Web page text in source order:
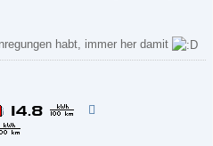
habt, immer her damit